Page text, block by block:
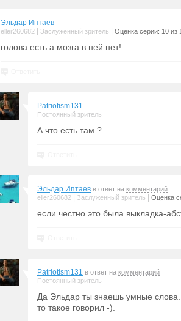
Эльдар Иптаев
eller260682 Заслуженный зритель Оценка серии: 10 из
голова есть а мозга в ней нет!
Patriotism131
Постоянный зритель
А что есть там ?.
Эльдар Иптаев в ответ на комментарий
eller260682
Заслуженный зритель Оценка
если честно это была выкладка-
Patriotism131 в ответ на комментарий
Постоянный зритель
Да Эльдар ты знаешь умные слова.
то такое говорил -).